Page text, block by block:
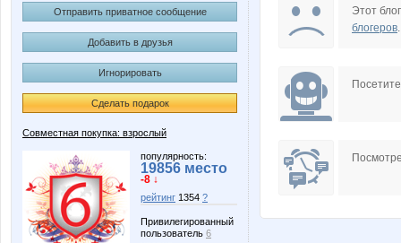
Отправить приватное сообщение
Добавить в друзья
Игнорировать
Сделать подарок
Совместная покупка: взрослый
популярность:
19856 место
-8 ↓
рейтинг 1354 ?
Привилегированный
пользователь 6
Butterfly85
Julia1503 KissNet
Этот
блогеров.